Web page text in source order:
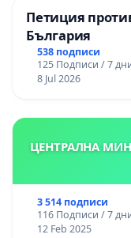
Петиция
България
538 подписи
125 Подписи / 7
8 Jul 2026
ЦЕНТРАЛНА
3 514 подписи
116 Подписи / 7
12 Feb 2025